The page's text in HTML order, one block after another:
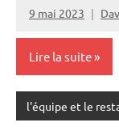
9 mai 2023
Lire la suite
l'équipe et le